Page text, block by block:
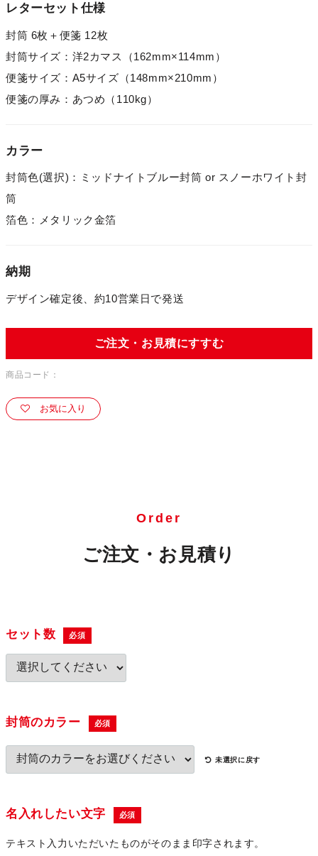
レターセット仕様
封筒 6枚＋便箋 12枚
封筒サイズ：洋2カマス（162mm×114mm）
便箋サイズ：A5サイズ（148mm×210mm）
便箋の厚み：あつめ（110kg）
カラー
封筒色(選択)：ミッドナイトブルー封筒 or スノーホワイト封
筒
箔色：メタリック金箔
納期
デザイン確定後、約10営業日で発送
ご注文・お見積にすすむ
商品コード：
お気に入り
Order
ご注文・お見積り
セット数 必須
封筒のカラー 必須
未選択に戻す
名入れしたい文字 必須
テキスト入力いただいたものがそのまま印字されます。